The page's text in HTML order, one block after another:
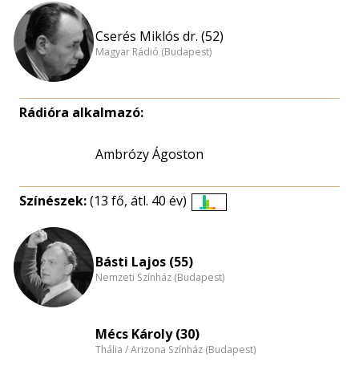
Cserés Miklós dr. (52)
Magyar Rádió (Budapest)
Rádióra alkalmazó:
Ambrózy Ágoston
Színészek:(13 fő, átl. 40 év)
Básti Lajos (55)
Nemzeti Színház (Budapest)
Mécs Károly (30)
Thália / Arizona Színház (Budapest)